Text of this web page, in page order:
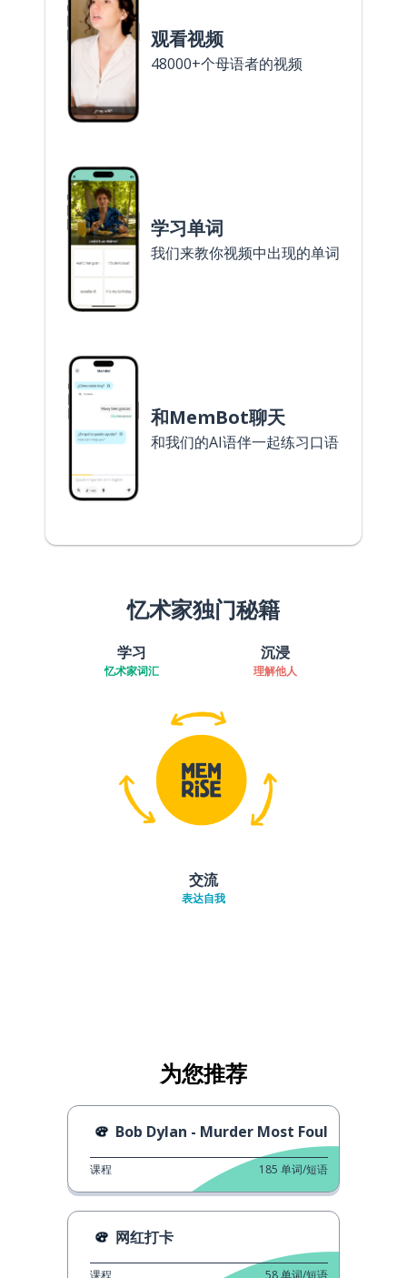
观看视频
48000+个母语者的视频
学习单词
我们来教你视频中出现的单词
和MemBot聊天
和我们的AI语伴一起练习口语
忆术家独门秘籍
学习
忆术家词汇
沉浸
理解他人
交流
表达自我
为您推荐
Bob Dylan - Murder Most Foul
课程 185 单词/短语
网红打卡
课程 58单词/短语